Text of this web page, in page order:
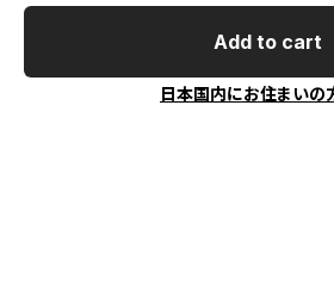
Add to cart
日本国内にお住まいの